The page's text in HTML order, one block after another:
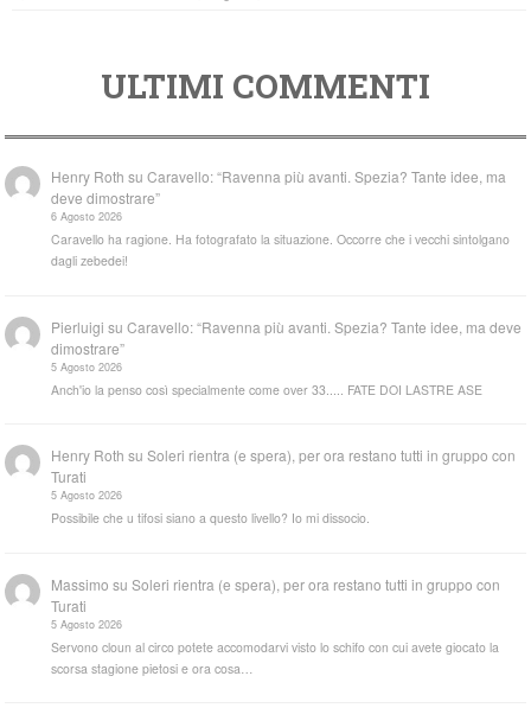
ULTIMI COMMENTI
Henry Roth suCaravello: “Ravenna più avanti. Spezia? Tante idee, ma
deve dimostrare”
6 Agosto 2026
Caravello ha ragione. Ha fotografato la situazione. Occorre che i vecchi sintolgano
dagli zebedei!
Pierluigi suCaravello: “Ravenna più avanti. Spezia? Tante idee, ma deve
dimostrare”
5 Agosto 2026
Anch'io la penso così specialmente come over 33..... FATE DOI LASTRE ASE
Henry Roth suSoleri rientra (e spera), per ora restano tutti in gruppo con
Turati
5 Agosto 2026
Possibile che u tifosi siano a questo livello? Io mi dissocio.
Massimo suSoleri rientra (e spera), per ora restano tutti in gruppo con
Turati
5 Agosto 2026
Servono cloun al circo potete accomodarvi visto lo schifo con cui avete giocato la
scorsa stagione pietosi e ora cosa…